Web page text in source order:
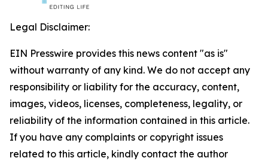
Legal Disclaimer:
EIN Presswire provides this news content "as is"
without warranty of any kind. We do not accept any
responsibility or liability for the accuracy, content,
images, videos, licenses, completeness, legality, or
reliability of the information contained in this article.
If you have any complaints or copyright issues
related to this article, kindly contact the author